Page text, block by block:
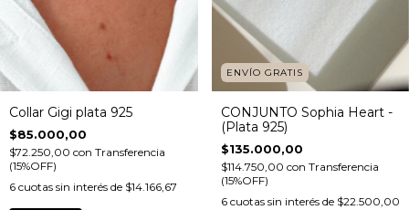
Collar Gigi plata 925
$85.000,00
$72.250,00 con Transferencia
(15%OFF)
6 cuotas sin interés de $14.166,67
ENVÍO GRATIS
CONJUNTO Sophia Heart -
(Plata 925)
$135.000,00
$114.750,00 con Transferencia
(15%OFF)
6 cuotas sin interés de $22.500,00